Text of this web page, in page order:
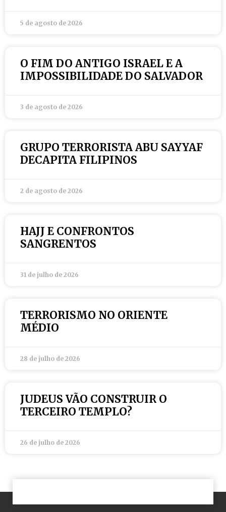
5 de agosto de 2026
O FIM DO ANTIGO ISRAEL E A
IMPOSSIBILIDADE DO SALVADOR
3 de agosto de 2026
GRUPO TERRORISTA ABU SAYYAF
DECAPITA FILIPINOS
2 de agosto de 2026
HAJJ E CONFRONTOS
SANGRENTOS
31 de julho de 2026
TERRORISMO NO ORIENTE
MÉDIO
28 de julho de 2026
JUDEUS VÃO CONSTRUIR O
TERCEIRO TEMPLO?
26 de julho de 2026